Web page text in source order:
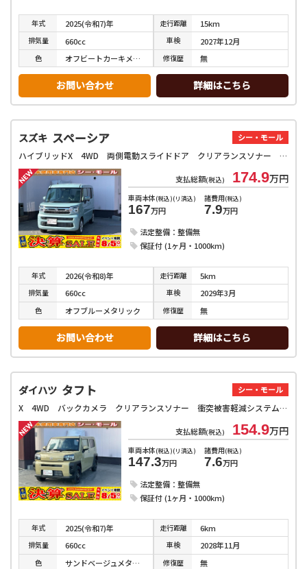
年式 2025(令和7)年 走行距離 15km
排気量 660cc 車検 2027年12月
色 オフビートカーキメタリック 修復歴 無
お問い合わせ 詳細はこちら
スズキ スペーシア シー・モール
ハイブリッドX 4WD 両側電動スライドドア クリアランスソナー 衝突被害軽減システム オートライト LEDヘッドランプ スマートキー アイドリングストップ 電動格納ミラー シートヒーター ベンチシート CVT
支払総額(税込) 174.9万円
車両本体(税込)(リ済込)
167万円
諸費用(税込)
7.9万円
法定整備：整備無
保証付 (1ヶ月・1000km)
年式 2026(令和8)年 走行距離 5km
排気量 660cc 車検 2029年3月
色 オフブルーメタリック 修復歴 無
お問い合わせ 詳細はこちら
ダイハツ タフト シー・モール
X 4WD バックカメラ クリアランスソナー 衝突被害軽減システム オートライト LEDヘッドランプ スマートキー アイドリングストップ 電動格納ミラー サンルーフ CVT 盗難防止システム ABS
支払総額(税込) 154.9万円
車両本体(税込)(リ済込)
147.3万円
諸費用(税込)
7.6万円
法定整備：整備無
保証付 (1ヶ月・1000km)
年式 2025(令和7)年 走行距離 6km
排気量 660cc 車検 2028年11月
色 サンドベージュメタリック 修復歴 無